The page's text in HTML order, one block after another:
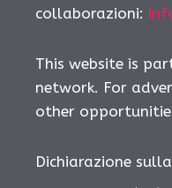
collaborazioni:
This website is
network. For
other
Dichiarazione